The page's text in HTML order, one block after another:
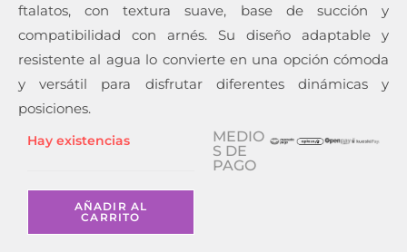
ftalatos, con textura suave, base de succión y
compatibilidad con arnés. Su diseño adaptable y
resistente al agua lo convierte en una opción cómoda
y versátil para disfrutar diferentes dinámicas y
posiciones.
Hay existencias
AÑADIR AL
CARRITO
MEDIO
S DE
PAGO